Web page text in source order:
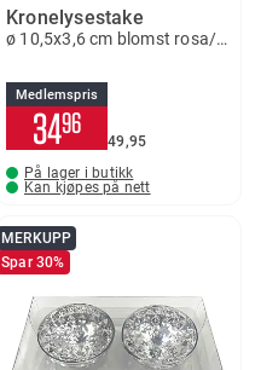
Kronelysestake
ø 10,5x3,6 cm blomst rosa/hvit
Medlemspris
3496
49 95
På lager i butikk
Kan kjøpes på nett
MERKUPP
Spar 30%